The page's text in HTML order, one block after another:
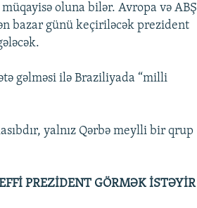
oluna bilər. Avropa və ABŞ
bazar günü keçiriləcək prezident
gəlməsi ilə Braziliyada “milli
yalnız Qərbə meylli bir qrup
PREZİDENT GÖRMƏK İSTƏYİR